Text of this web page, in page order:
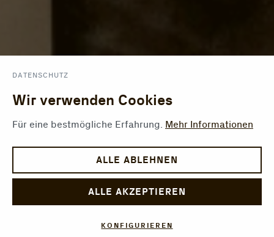
DATENSCHUTZ
Wir verwenden Cookies
Für eine bestmögliche Erfahrung. Mehr Informationen
ALLE ABLEHNEN
ALLE AKZEPTIEREN
KONFIGURIEREN